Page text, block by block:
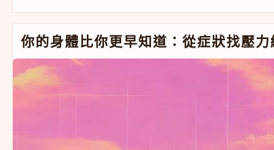
你的身體比你更早知道：從症狀找壓
你的身體比你更早知道：從症狀找壓力線索的練習